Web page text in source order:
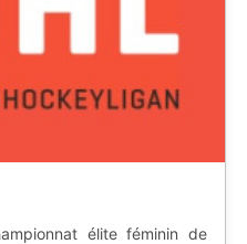
élite féminin de